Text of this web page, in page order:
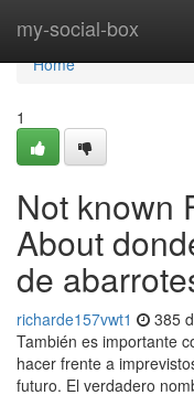
my-social-box
Home
Home
1
Not known
About
de
richarde157vwt1 385
También es importante
hacer frente a
futuro. El verdadero